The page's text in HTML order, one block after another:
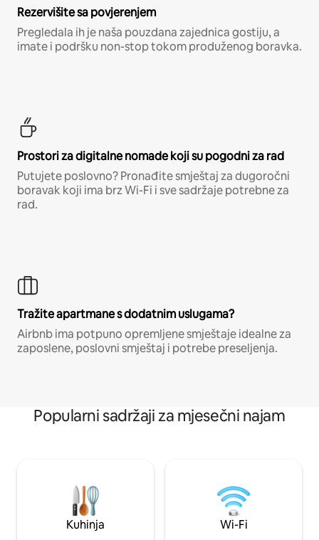
Rezervišite sa povjerenjem
Pregledala ih je naša pouzdana zajednica gostiju, a
imate i podršku non-stop tokom produženog boravka.
Prostori za digitalne nomade koji su pogodni za rad
Putujete poslovno? Pronađite smještaj za dugoročni
boravak koji ima brz Wi-Fi i sve sadržaje potrebne za
rad.
Tražite apartmane s dodatnim uslugama?
Airbnb ima potpuno opremljene smještaje idealne za
zaposlene, poslovni smještaj i potrebe preseljenja.
Popularni sadržaji za mjesečni najam
Kuhinja Wi-Fi